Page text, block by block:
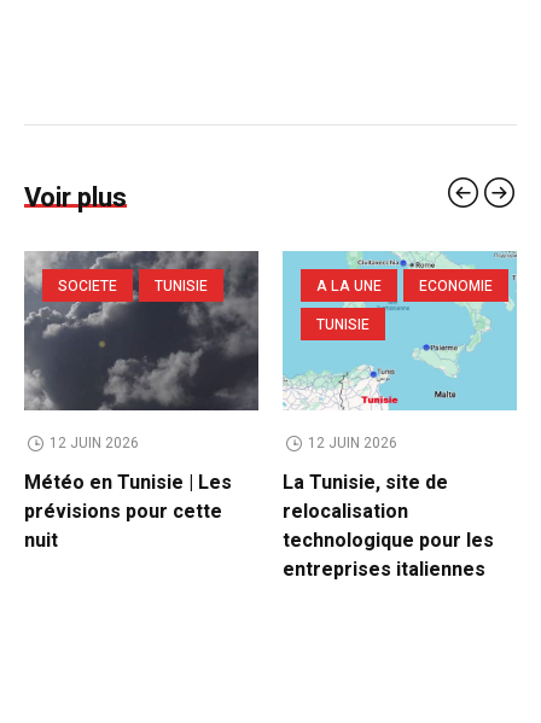
Voir plus
SOCIETE TUNISIE
12 JUIN 2026
Météo en Tunisie | Les
prévisions pour cette
nuit
A LA UNE
ECONOMIE
TUNISIE
12 JUIN 2026
La Tunisie, site de
relocalisation
technologique pour les
entreprises italiennes